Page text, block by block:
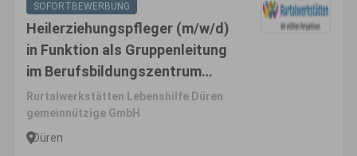
SOFORTBEWERBUNG
Heilerziehungspfleger (m/w/d)
in Funktion als Gruppenleitung
im Berufsbildungszentrum
(BS7) für das
Eingangsverfahren
Rurtalwerkstätten Lebenshilfe Düren
gemeinnützige GmbH
Düren